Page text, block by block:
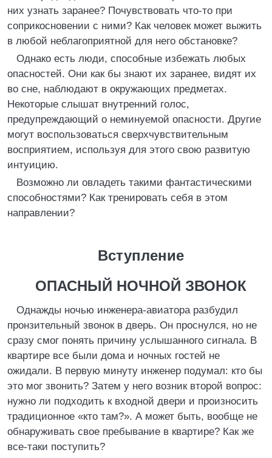
них узнать заранее? Почувствовать что-то при
соприкосновении с ними? Как человек может выжить
в любой неблагоприятной для него обстановке?
Однако есть люди, способные избежать любых
опасностей. Они как бы знают их заранее, видят их
во сне, наблюдают в окружающих предметах.
Некоторые слышат внутренний голос,
предупреждающий о неминуемой опасности. Другие
могут воспользоваться сверхчувствительным
восприятием, используя для этого свою развитую
интуицию.
Возможно ли овладеть такими фантастическими
способностями? Как тренировать себя в этом
направлении?
Вступление
ОПАСНЫЙ НОЧНОЙ ЗВОНОК
Однажды ночью инженера-авиатора разбудил
пронзительный звонок в дверь. Он проснулся, но не
сразу смог понять причину услышанного сигнала. В
квартире все были дома и ночных гостей не
ожидали. В первую минуту инженер подумал: кто бы
это мог звонить? Затем у него возник второй вопрос:
нужно ли подходить к входной двери и произносить
традиционное «кто там?». А может быть, вообще не
обнаруживать свое пребывание в квартире? Как же
все-таки поступить?